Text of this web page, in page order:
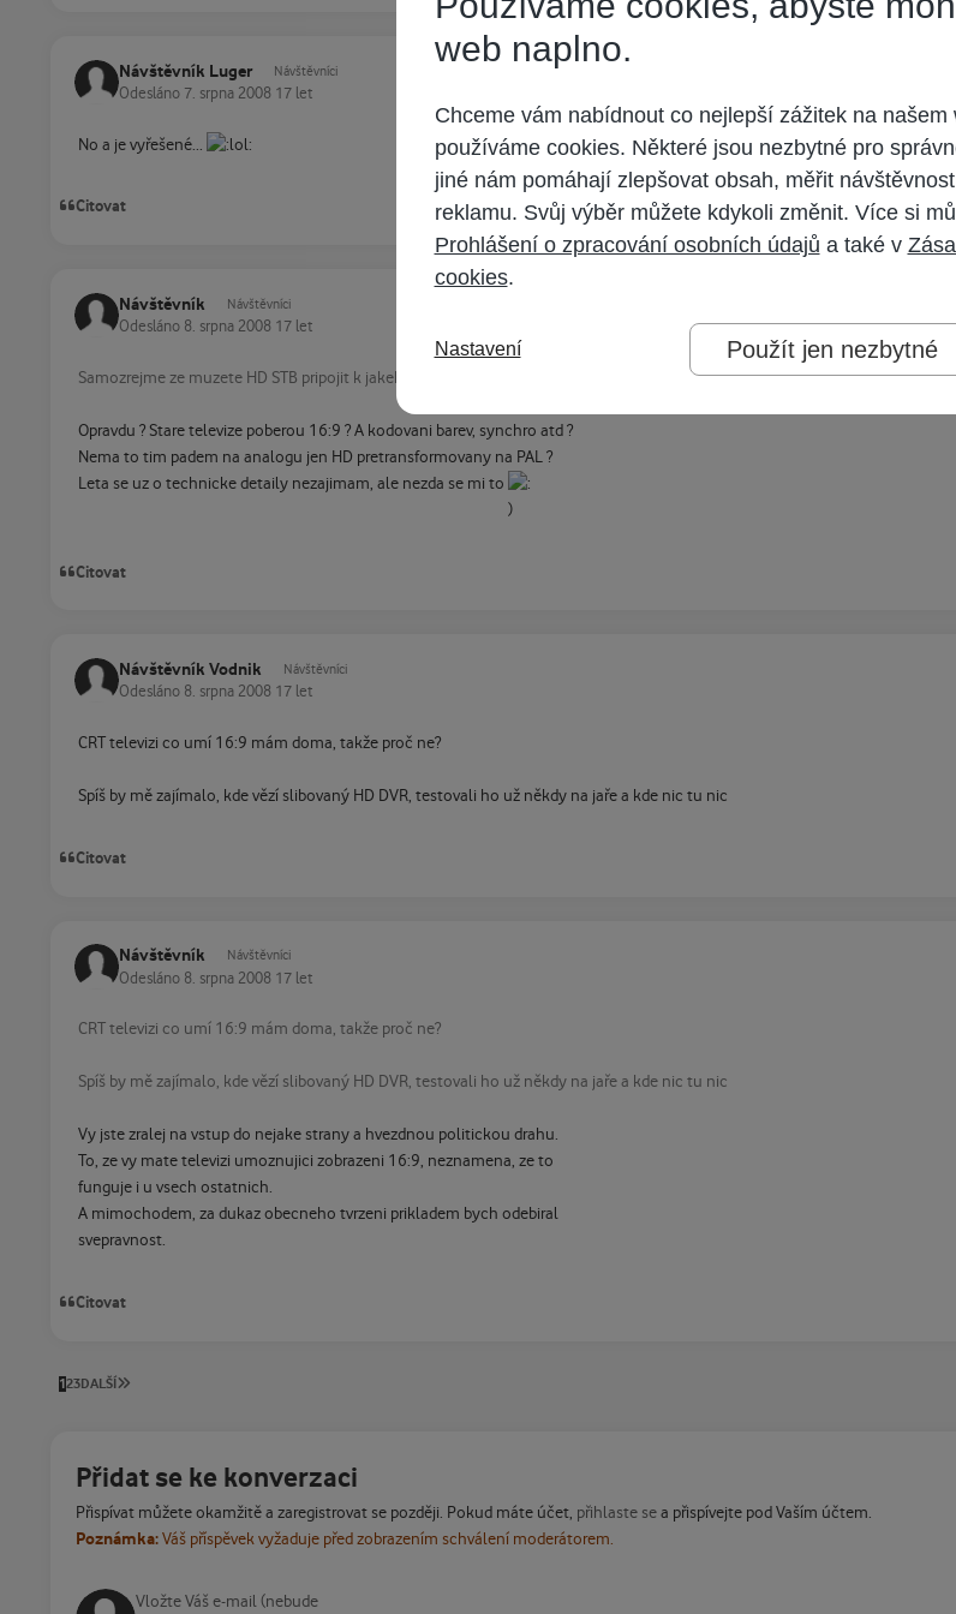
Návštěvník Luger Návštěvníci
Odesláno 7. srpna 2008 17 let
No a je vyřešené...
Citovat
Návštěvník Návštěvníci
Odesláno 8. srpna 2008 17 let
Samozrejme ze muzete HD STB pripojit k jakekoliv TV a sledovat i HD kanaly, akorat Vam pochopitelne na stare TV
Opravdu ? Stare televize poberou 16:9 ? A kodovani barev, synchro atd ?
Nema to tim padem na analogu jen HD pretransformovany na PAL ?
Leta se uz o technicke detaily nezajimam, ale nezda se mi to
Citovat
Návštěvník Vodnik Návštěvníci
Odesláno 8. srpna 2008 17 let
CRT televizi co umí 16:9 mám doma, takže proč ne?
Spíš by mě zajímalo, kde vězí slibovaný HD DVR, testovali ho už někdy na jaře a kde nic tu nic
Citovat
Návštěvník Návštěvníci
Odesláno 8. srpna 2008 17 let
CRT televizi co umí 16:9 mám doma, takže proč ne?
Spíš by mě zajímalo, kde vězí slibovaný HD DVR, testovali ho už někdy na jaře a kde nic tu nic
Vy jste zralej na vstup do nejake strany a hvezdnou politickou drahu.
To, ze vy mate televizi umoznujici zobrazeni 16:9, neznamena, ze to
funguje i u vsech ostatnich.
A mimochodem, za dukaz obecneho tvrzeni prikladem bych odebiral
svepravnost.
Citovat
123DALŠÍ
Přidat se ke konverzaci
Přispívat můžete okamžitě a zaregistrovat se později. Pokud máte účet, přihlaste sea přispívejte pod Vaším účtem.
Poznámka:Váš příspěvek vyžaduje před zobrazením schválení moderátorem.
web naplno.
Chceme vám nabídnout co nejlepší zážitek na našem
používáme cookies. Některé jsou nezbytné pro
jiné nám pomáhají zlepšovat obsah, měřit
reklamu. Svůj výběr můžete kdykoli změnit. Více si
Prohlášení o zpracování osobních údajů a také v
cookies.
Použít jen nezbytné
Nastavení